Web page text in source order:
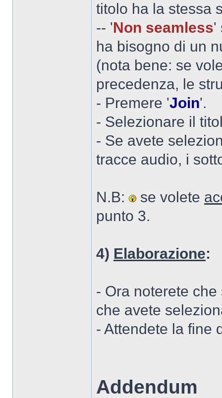
titolo ha la stessa
-- 'Non seamless'
ha bisogno di un
(nota bene: se
precedenza, le
- Premere 'Join'.
- Selezionare il
- Se avete
tracce audio, i
N.B: se volete
punto 3.
4) Elaborazione:
- Ora noterete
che avete
- Attendete la fine
Addendum